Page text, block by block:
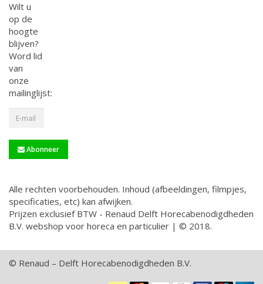
Wilt u
op de
hoogte
blijven?
Word lid
van
onze
mailinglijst:
Abonneer
Alle rechten voorbehouden. Inhoud (afbeeldingen, filmpjes,
specificaties, etc) kan afwijken.
Prijzen exclusief BTW - Renaud Delft Horecabenodigdheden
B.V. webshop voor horeca en particulier | © 2018.
© Renaud – Delft Horecabenodigdheden B.V.